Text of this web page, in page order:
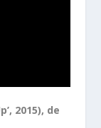
2015), de